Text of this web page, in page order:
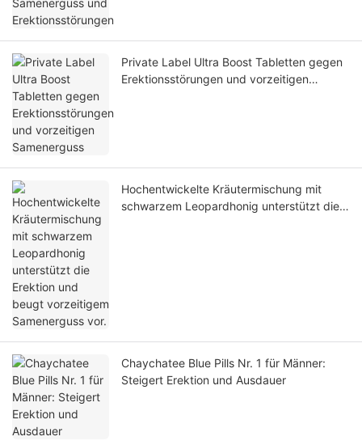
Private Label Ultra Boost Tabletten gegen
Erektionsstörungen und vorzeitigen
Hochentwickelte Kräutermischung mit
schwarzem Leopardhonig unterstützt die
Chaychatee Blue Pills Nr. 1 für Männer:
Steigert Erektion und Ausdauer